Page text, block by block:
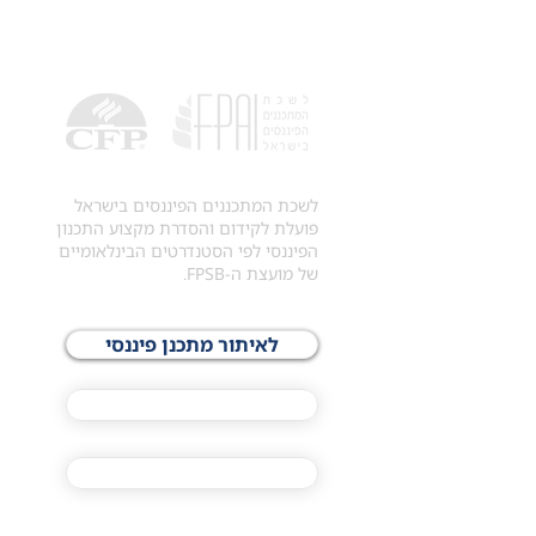
לשכת המתכננים הפיננסים בישראל
פועלת לקידום והסדרת מקצוע התכנון
הפיננסי לפי הסטנדרטים הבינלאומיים
של מועצת ה-FPSB.
לאיתור מתכנן פיננסי